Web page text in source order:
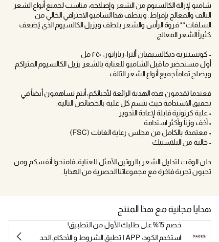
شامبو لإزالة الكالسيوم من الشعر وإصلاحه، مناسب لجميع أنواع الشعر
التالف والمعالج بإفراط. وينظف هذا الشامبو الاحترافي الخالي من
السلفات** فروة الرأس والشعر بلطف ويزيل الكالسيوم الذي يُضعف
كثيراً الشعر المعالج.
• كونسنتريه ديكالسيفيان ألترا-رباراتور، ٢٥٠ مل
أول مستحضر ما قبل الشامبو للعناية بالشعر يزيل الكالسيوم المتراكم
ويصلح تماماً جميع أنواع الشعر التالف.
فعندما تقدمون هذه الهدية الرائعة لأحبائكم، أنتم تساهمون أيضاً في
تحقيق الاستدامة حيث تتسم كل علبة بالخصائص التالية:
• علبة كرتونية قابلة لإعادة التدوير
• أخف وزناً وأكثر استدامة
• معتمدة بالكامل من مجلس رعاية الغابات (FSC)
• خالية من البلاستيك
حان الوقت لتدليل الشعر بالروتين الأمثل للعناية، فامنحوا أنفسكم ومن
تحبون تجربة فاخرة مع مجموعاتنا الحصرية من الهدايا.
هدايا مجانية مع هذا المنتج
خصم 15% على طلبك الأول من التطبيق!
استخدم الكود: APP | تطبق الشروط و الأحكام. الحد